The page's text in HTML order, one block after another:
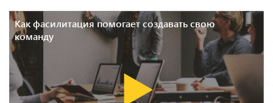
Как фасилитация помогает создавать свою
команду